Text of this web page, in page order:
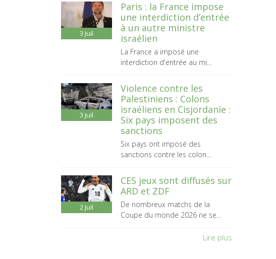
3 Juil
Paris : la France impose
une interdiction d’entrée
à un autre ministre
israélien
La France a imposé une
interdiction d'entrée au mi...
3 Juil
Violence contre les
Palestiniens : Colons
israéliens en Cisjordanie :
Six pays imposent des
sanctions
Six pays ont imposé des
sanctions contre les colon...
2 Juil
CES jeux sont diffusés sur
ARD et ZDF
De nombreux matchs de la
Coupe du monde 2026 ne se...
Lire plus